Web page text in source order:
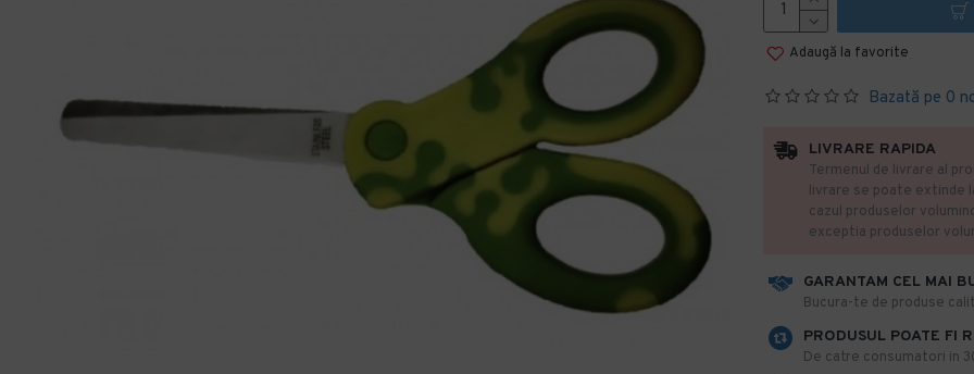
Bazată pe 0
Adaugă la favorite
GARANTAM CEL MAI
​Bucura-te de produse
PRODUSUL POATE FI
De catre consumatori in
LIVRARE RAPIDA
Termenul de livrare al
livrare se poate extinde
cazul produselor
exceptia produselor